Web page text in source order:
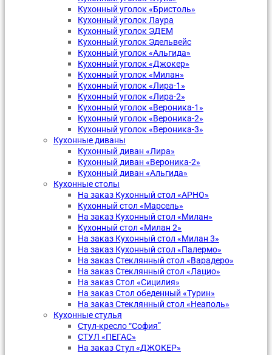
Кухонный уголок «Бристоль»
Кухонный уголок Лаура
Кухонный уголок ЭДЕМ
Кухонный уголок Эдельвейс
Кухонный уголок «Альгида»
Кухонный уголок «Джокер»
Кухонный уголок «Милан»
Кухонный уголок «Лира-1»
Кухонный уголок «Лира-2»
Кухонный уголок «Вероника-1»
Кухонный уголок «Вероника-2»
Кухонный уголок «Вероника-3»
Кухонные диваны
Кухонный диван «Лира»
Кухонный диван «Вероника-2»
Кухонный диван «Альгида»
Кухонные столы
На заказ Кухонный стол «АРНО»
Кухонный стол «Марсель»
На заказ Кухонный стол «Милан»
Кухонный стол «Милан 2»
На заказ Кухонный стол «Милан 3»
На заказ Кухонный стол «Палермо»
На заказ Стеклянный стол «Варадеро»
На заказ Стеклянный стол «Лацио»
На заказ Стол «Сицилия»
На заказ Стол обеденный «Турин»
На заказ Стеклянный стол «Неаполь»
Кухонные стулья
Стул-кресло “София”
CТУЛ «ПЕГАС»
На заказ Стул «ДЖОКЕР»